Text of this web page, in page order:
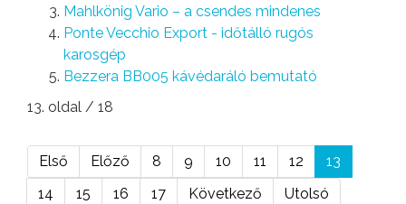
Mahlkönig Vario – a csendes mindenes
Ponte Vecchio Export - időtálló rugós
karosgép
Bezzera BB005 kávédaráló bemutató
13. oldal / 18
Első Előző 8 9 10 11 12
13
14
15 16 17 Következő Utolsó